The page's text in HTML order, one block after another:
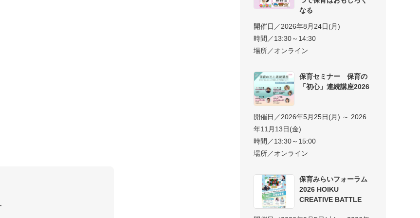
なる
開催日／2026年8月24日(月)
時間／13:30～14:30
場所／オンライン
保育セミナー 保育の
「初心」連続講座2026
開催日／2026年5月25日(月) ～ 2026
年11月13日(金)
時間／13:30～15:00
場所／オンライン
保育みらいフォーラム
2026 HOIKU
CREATIVE BATTLE